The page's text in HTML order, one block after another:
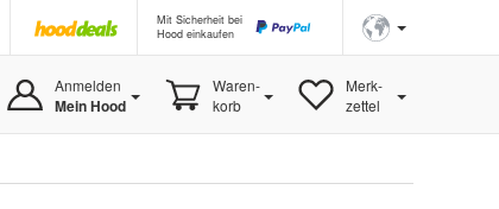
Mit Sicherheit bei
Hood einkaufen
Anmelden
Mein Hood
Waren-
korb
Merk-
zettel